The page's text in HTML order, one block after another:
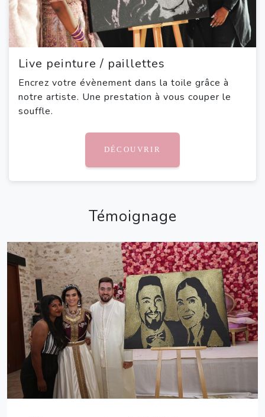
Live peinture / paillettes
Encrez votre évènement dans la toile grâce à
notre artiste. Une prestation à vous couper le
souffle.
DÉCOUVRIR
Témoignage